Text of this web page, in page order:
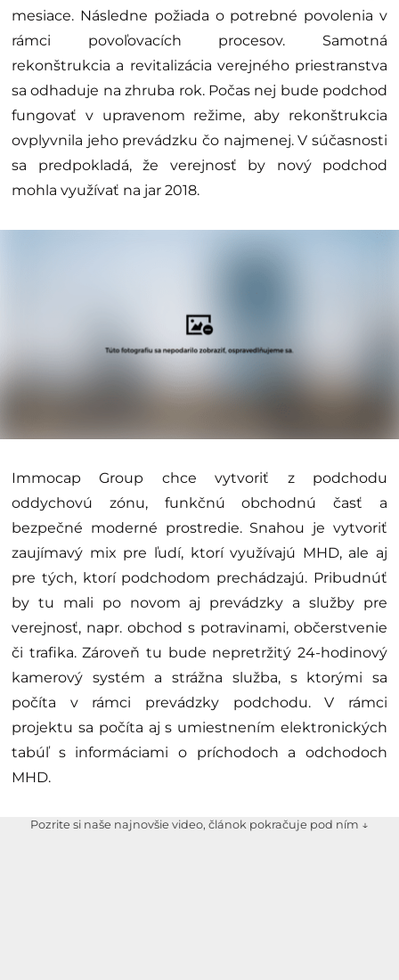
mesiace. Následne požiada o potrebné povolenia v
rámci povoľovacích procesov. Samotná
rekonštrukcia a revitalizácia verejného priestranstva
sa odhaduje na zhruba rok. Počas nej bude podchod
fungovať v upravenom režime, aby rekonštrukcia
ovplyvnila jeho prevádzku čo najmenej. V súčasnosti
sa predpokladá, že verejnosť by nový podchod
mohla využívať na jar 2018.
Immocap Group chce vytvoriť z podchodu
oddychovú zónu, funkčnú obchodnú časť a
bezpečné moderné prostredie. Snahou je vytvoriť
zaujímavý mix pre ľudí, ktorí využívajú MHD, ale aj
pre tých, ktorí podchodom prechádzajú. Pribudnúť
by tu mali po novom aj prevádzky a služby pre
verejnosť, napr. obchod s potravinami, občerstvenie
či trafika. Zároveň tu bude nepretržitý 24-hodinový
kamerový systém a strážna služba, s ktorými sa
počíta v rámci prevádzky podchodu. V rámci
projektu sa počíta aj s umiestnením elektronických
tabúľ s informáciami o príchodoch a odchodoch
MHD.
Pozrite si naše najnovšie video, článok pokračuje pod ním ↓